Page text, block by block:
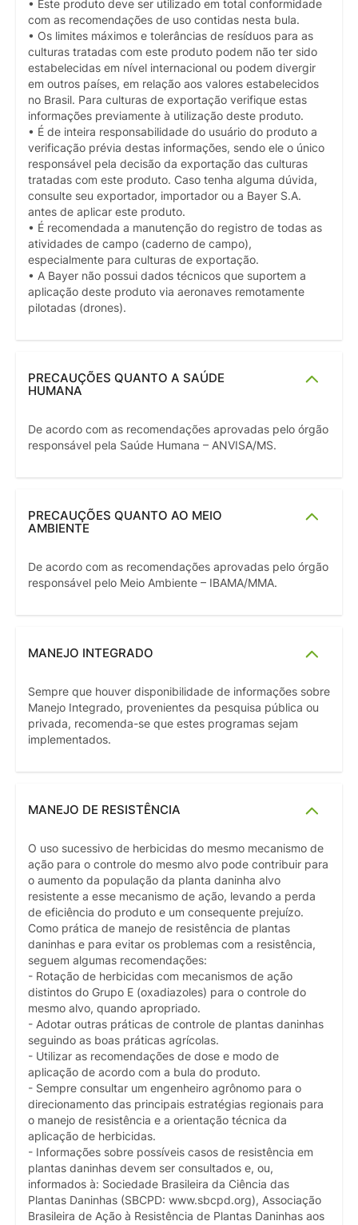
• Este produto deve ser utilizado em total conformidade
com as recomendações de uso contidas nesta bula.
• Os limites máximos e tolerâncias de resíduos para as
culturas tratadas com este produto podem não ter sido
estabelecidas em nível internacional ou podem divergir
em outros países, em relação aos valores estabelecidos
no Brasil. Para culturas de exportação verifique estas
informações previamente à utilização deste produto.
• É de inteira responsabilidade do usuário do produto a
verificação prévia destas informações, sendo ele o único
responsável pela decisão da exportação das culturas
tratadas com este produto. Caso tenha alguma dúvida,
consulte seu exportador, importador ou a Bayer S.A.
antes de aplicar este produto.
• É recomendada a manutenção do registro de todas as
atividades de campo (caderno de campo),
especialmente para culturas de exportação.
• A Bayer não possui dados técnicos que suportem a
aplicação deste produto via aeronaves remotamente
pilotadas (drones).
PRECAUÇÕES QUANTO A SAÚDE
HUMANA
De acordo com as recomendações aprovadas pelo órgão
responsável pela Saúde Humana – ANVISA/MS.
PRECAUÇÕES QUANTO AO MEIO
AMBIENTE
De acordo com as recomendações aprovadas pelo órgão
responsável pelo Meio Ambiente – IBAMA/MMA.
MANEJO INTEGRADO
Sempre que houver disponibilidade de informações sobre
Manejo Integrado, provenientes da pesquisa pública ou
privada, recomenda-se que estes programas sejam
implementados.
MANEJO DE RESISTÊNCIA
O uso sucessivo de herbicidas do mesmo mecanismo de
ação para o controle do mesmo alvo pode contribuir para
o aumento da população da planta daninha alvo
resistente a esse mecanismo de ação, levando a perda
de eficiência do produto e um consequente prejuízo.
Como prática de manejo de resistência de plantas
daninhas e para evitar os problemas com a resistência,
seguem algumas recomendações:
- Rotação de herbicidas com mecanismos de ação
distintos do Grupo E (oxadiazoles) para o controle do
mesmo alvo, quando apropriado.
- Adotar outras práticas de controle de plantas daninhas
seguindo as boas práticas agrícolas.
- Utilizar as recomendações de dose e modo de
aplicação de acordo com a bula do produto.
- Sempre consultar um engenheiro agrônomo para o
direcionamento das principais estratégias regionais para
o manejo de resistência e a orientação técnica da
aplicação de herbicidas.
- Informações sobre possíveis casos de resistência em
plantas daninhas devem ser consultados e, ou,
informados à: Sociedade Brasileira da Ciência das
Plantas Daninhas (SBCPD: www.sbcpd.org), Associação
Brasileira de Ação à Resistência de Plantas Daninhas aos